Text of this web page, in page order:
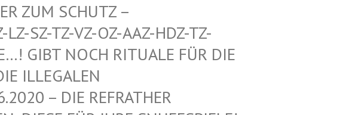
ZUM SCHUTZ – W
SZ-TZ-VZ-OZ-AAZ-HDZ-TZ-AA
NOCH RITUALE FÜR DIE VO
MI
– DIE REFRATHER SA